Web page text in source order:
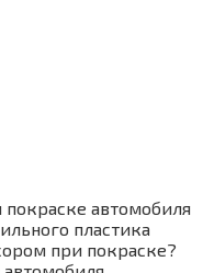
автомобиля
пластика
при покраске?